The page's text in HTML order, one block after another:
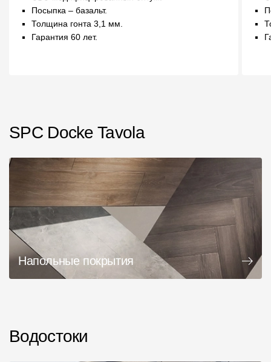
Посыпка – базальт.
Толщина гонта 3,1 мм.
Гарантия 60 лет.
SPC Docke Tavola
Напольные покрытия
Водостоки